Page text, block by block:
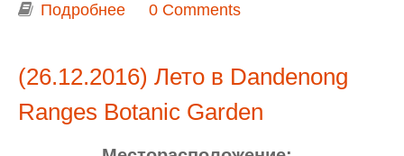
Подробнее о Мельбурнские новогодние
0 Comments
(26.12.2016) Лето в Dandenong
Ranges Botanic Garden